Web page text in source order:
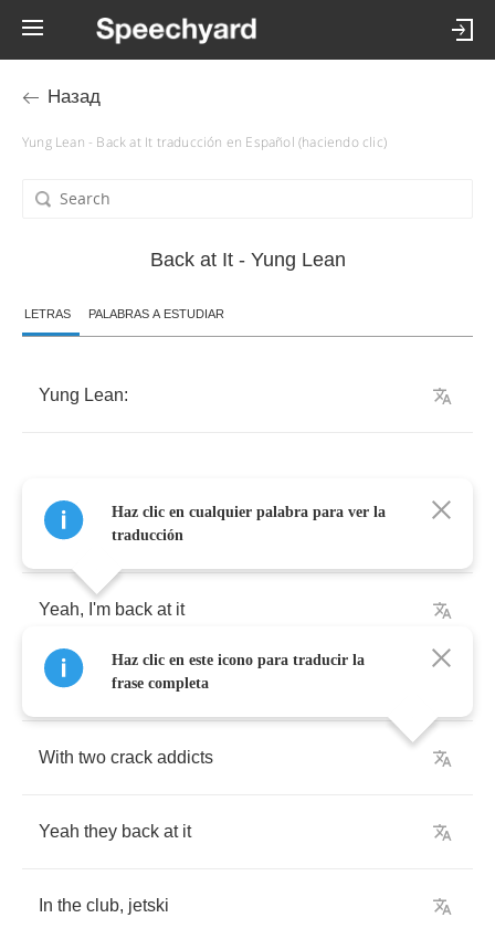
Назад
Yung Lean - Back at It traducción en Español (haciendo clic)
Back at It - Yung Lean
LETRAS PALABRAS A ESTUDIAR
Yung Lean:
I'm back at it
Yeah, I'm back at it
In a Range Rover Givenchy
With two crack addicts
Yeah they back at it
In the club, jetski
Haz clic en cualquier palabra para ver la
traducción
Haz clic en este icono para traducir la
frase completa